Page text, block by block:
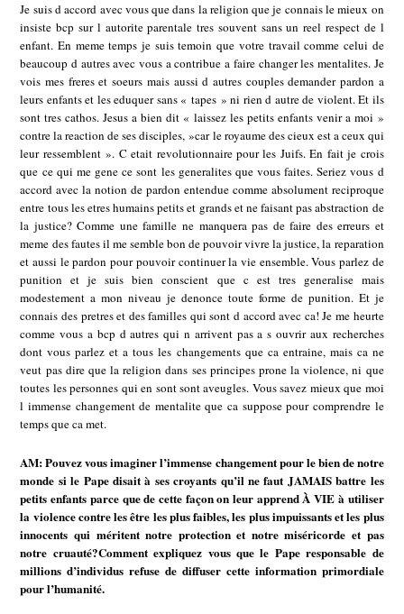
Je suis d accord avec vous que dans la religion que je connais le mieux on
insiste bcp sur l autorite parentale tres souvent sans un reel respect de l
enfant. En meme temps je suis temoin que votre travail comme celui de
beaucoup d autres avec vous a contribue a faire changer les mentalites. Je
vois mes freres et soeurs mais aussi d autres couples demander pardon a
leurs enfants et les eduquer sans « tapes » ni rien d autre de violent. Et ils
sont tres cathos. Jesus a bien dit « laissez les petits enfants venir a moi »
contre la reaction de ses disciples, »car le royaume des cieux est a ceux qui
leur ressemblent ». C etait revolutionnaire pour les Juifs. En fait je crois
que ce qui me gene ce sont les generalites que vous faites. Seriez vous d
accord avec la notion de pardon entendue comme absolument reciproque
entre tous les etres humains petits et grands et ne faisant pas abstraction de
la justice? Comme une famille ne manquera pas de faire des erreurs et
meme des fautes il me semble bon de pouvoir vivre la justice, la reparation
et aussi le pardon pour pouvoir continuer la vie ensemble. Vous parlez de
punition et je suis bien conscient que c est tres generalise mais
modestement a mon niveau je denonce toute forme de punition. Et je
connais des pretres et des familles qui sont d accord avec ca! Je me heurte
comme vous a bcp d autres qui n arrivent pas a s ouvrir aux recherches
dont vous parlez et a tous les changements que ca entraine, mais ca ne
veut pas dire que la religion dans ses principes prone la violence, ni que
toutes les personnes qui en sont sont aveugles. Vous savez mieux que moi
l immense changement de mentalite que ca suppose pour comprendre le
temps que ca met.
AM: Pouvez vous imaginer l’immense changement pour le bien de notre
monde si le Pape disait à ses croyants qu’il ne faut JAMAIS battre les
petits enfants parce que de cette façon on leur apprend À VIE à utiliser
la violence contre les être les plus faibles, les plus impuissants et les plus
innocents qui méritent notre protection et notre miséricorde et pas
notre cruauté?Comment expliquez vous que le Pape responsable de
millions d’individus refuse de diffuser cette information primordiale
pour l’humanité.